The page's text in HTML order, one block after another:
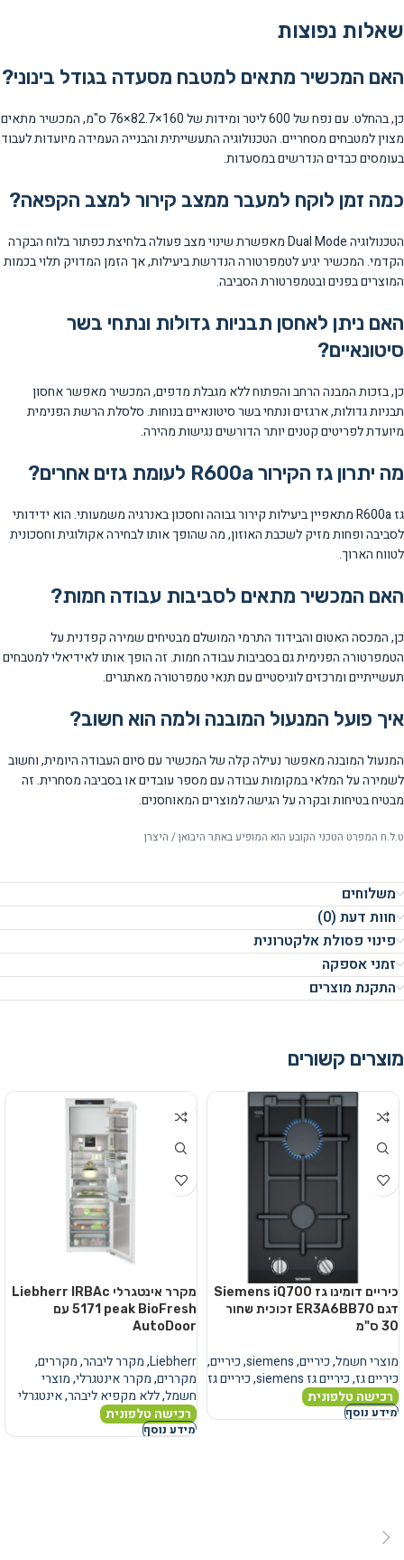
שאלות נפוצות
האם המכשיר מתאים למטבח מסעדה בגודל בינוני?
כן, בהחלט. עם נפח של 600 ליטר ומידות של 160×82.7×76 ס"מ, המכשיר מתאים
מצוין למטבחים מסחריים. הטכנולוגיה התעשייתית והבנייה העמידה מיועדות לעבוד
בעומסים כבדים הנדרשים במסעדות.
כמה זמן לוקח למעבר ממצב קירור למצב הקפאה?
הטכנולוגיה Dual Mode מאפשרת שינוי מצב פעולה בלחיצת כפתור בלוח הבקרה
הקדמי. המכשיר יגיע לטמפרטורה הנדרשת ביעילות, אך הזמן המדויק תלוי בכמות
המוצרים בפנים ובטמפרטורת הסביבה.
האם ניתן לאחסן תבניות גדולות ונתחי בשר
סיטונאיים?
כן, בזכות המבנה הרחב והפתוח ללא מגבלת מדפים, המכשיר מאפשר אחסון
תבניות גדולות, ארגזים ונתחי בשר סיטונאיים בנוחות. סלסלת הרשת הפנימית
מיועדת לפריטים קטנים יותר הדורשים נגישות מהירה.
מה יתרון גז הקירור R600a לעומת גזים אחרים?
גז R600a מתאפיין ביעילות קירור גבוהה וחסכון באנרגיה משמעותי. הוא ידידותי
לסביבה ופחות מזיק לשכבת האוזון, מה שהופך אותו לבחירה אקולוגית וחסכונית
לטווח הארוך.
האם המכשיר מתאים לסביבות עבודה חמות?
כן, המכסה האטום והבידוד התרמי המושלם מבטיחים שמירה קפדנית על
הטמפרטורה הפנימית גם בסביבות עבודה חמות. זה הופך אותו לאידיאלי למטבחים
תעשייתיים ומרכזים לוגיסטיים עם תנאי טמפרטורה מאתגרים.
איך פועל המנעול המובנה ולמה הוא חשוב?
המנעול המובנה מאפשר נעילה קלה של המכשיר עם סיום העבודה היומית, וחשוב
לשמירה על המלאי במקומות עבודה עם מספר עובדים או בסביבה מסחרית. זה
מבטיח בטיחות ובקרה על הגישה למוצרים המאוחסנים.
ט.ל.ח המפרט הטכני הקובע הוא המופיע באתר היבואן / היצרן
משלוחים
חוות דעת (0)
פינוי פסולת אלקטרונית
זמני אספקה
התקנת מוצרים
מוצרים קשורים
כיריים דומינו גז Siemens iQ700
דגם ER3A6BB70 זכוכית שחור
30 ס"מ
מוצרי חשמל,כיריים,
siemens
,כיריים,
כיריים גז,כיריים גז siemens ,כיריים גז
רכישה טלפונית
מידע נוסף
מקרר אינטגרלי Liebherr IRBAc
5171 peak BioFresh עם
AutoDoor
Liebherr
,מקרר ליבהר,מקררים,
מקררים,מקרר אינטגרלי,מוצרי
חשמל,ללא מקפיא ליבהר,אינטגרלי
רכישה טלפונית
מידע נוסף